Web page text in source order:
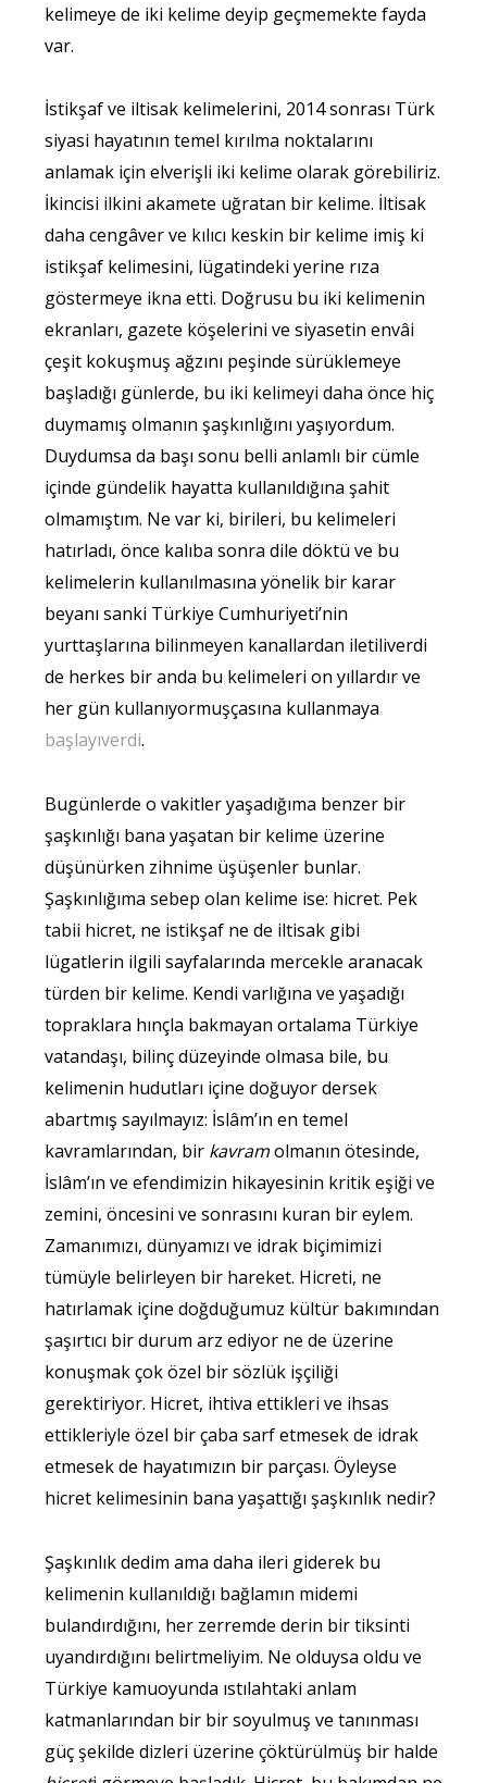
kelimeye de iki kelime deyip geçmemekte fayda
var.
İstikşaf ve iltisak kelimelerini, 2014 sonrası Türk
siyasi hayatının temel kırılma noktalarını
anlamak için elverişli iki kelime olarak görebiliriz.
İkincisi ilkini akamete uğratan bir kelime. İltisak
daha cengâver ve kılıcı keskin bir kelime imiş ki
istikşaf kelimesini, lügatindeki yerine rıza
göstermeye ikna etti. Doğrusu bu iki kelimenin
ekranları, gazete köşelerini ve siyasetin envâi
çeşit kokuşmuş ağzını peşinde sürüklemeye
başladığı günlerde, bu iki kelimeyi daha önce hiç
duymamış olmanın şaşkınlığını yaşıyordum.
Duydumsa da başı sonu belli anlamlı bir cümle
içinde gündelik hayatta kullanıldığına şahit
olmamıştım. Ne var ki, birileri, bu kelimeleri
hatırladı, önce kalıba sonra dile döktü ve bu
kelimelerin kullanılmasına yönelik bir karar
beyanı sanki Türkiye Cumhuriyeti’nin
yurttaşlarına bilinmeyen kanallardan iletiliverdi
de herkes bir anda bu kelimeleri on yıllardır ve
her gün kullanıyormuşçasına kullanmaya
başlayıverdi.
Bugünlerde o vakitler yaşadığıma benzer bir
şaşkınlığı bana yaşatan bir kelime üzerine
düşünürken zihnime üşüşenler bunlar.
Şaşkınlığıma sebep olan kelime ise: hicret. Pek
tabii hicret, ne istikşaf ne de iltisak gibi
lügatlerin ilgili sayfalarında mercekle aranacak
türden bir kelime. Kendi varlığına ve yaşadığı
topraklara hınçla bakmayan ortalama Türkiye
vatandaşı, bilinç düzeyinde olmasa bile, bu
kelimenin hudutları içine doğuyor dersek
abartmış sayılmayız: İslâm’ın en temel
kavramlarından, bir kavramolmanın ötesinde,
İslâm’ın ve efendimizin hikayesinin kritik eşiği ve
zemini, öncesini ve sonrasını kuran bir eylem.
Zamanımızı, dünyamızı ve idrak biçimimizi
tümüyle belirleyen bir hareket. Hicreti, ne
hatırlamak içine doğduğumuz kültür bakımından
şaşırtıcı bir durum arz ediyor ne de üzerine
konuşmak çok özel bir sözlük işçiliği
gerektiriyor. Hicret, ihtiva ettikleri ve ihsas
ettikleriyle özel bir çaba sarf etmesek de idrak
etmesek de hayatımızın bir parçası. Öyleyse
hicret kelimesinin bana yaşattığı şaşkınlık nedir?
Şaşkınlık dedim ama daha ileri giderek bu
kelimenin kullanıldığı bağlamın midemi
bulandırdığını, her zerremde derin bir tiksinti
uyandırdığını belirtmeliyim. Ne olduysa oldu ve
Türkiye kamuoyunda ıstılahtaki anlam
katmanlarından bir bir soyulmuş ve tanınması
güç şekilde dizleri üzerine çöktürülmüş bir halde